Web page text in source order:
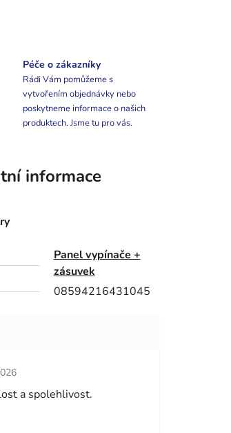
Péče o zákazníky
Rádi Vám pomůžeme s
vytvořením objednávky nebo
poskytneme informace o našich
produktech. Jsme tu pro vás.
informace
Panel vypínače +
zásuvek
08594216431045
obchodu je 5 z 5 hvězdiček.
a spolehlivost.